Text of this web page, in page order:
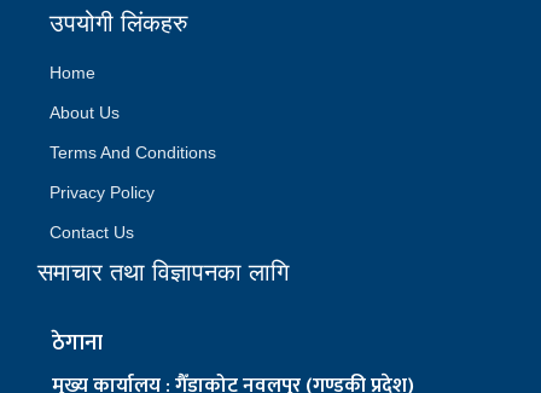
उपयोगी लिंकहरु
Home
About Us
Terms And Conditions
Privacy Policy
Contact Us
समाचार तथा विज्ञापनका लागि
ठेगाना
मुख्य कार्यालय : गैँडाकोट नवलपुर (गण्डकी प्रदेश)